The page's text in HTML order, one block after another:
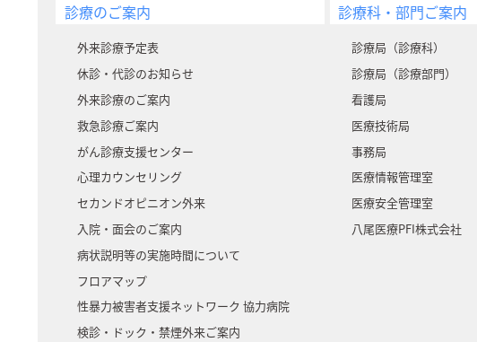
診療のご案内
外来診療予定表
休診・代診のお知らせ
外来診療のご案内
救急診療ご案内
がん診療支援センター
心理カウンセリング
セカンドオピニオン外来
入院・面会のご案内
病状説明等の実施時間について
フロアマップ
性暴力被害者支援ネットワーク 協力病院
検診・ドック・禁煙外来ご案内
診療科・部門ご案内
診療局（診療科）
診療局（診療部門）
看護局
医療技術局
事務局
医療情報管理室
医療安全管理室
八尾医療PFI株式会社